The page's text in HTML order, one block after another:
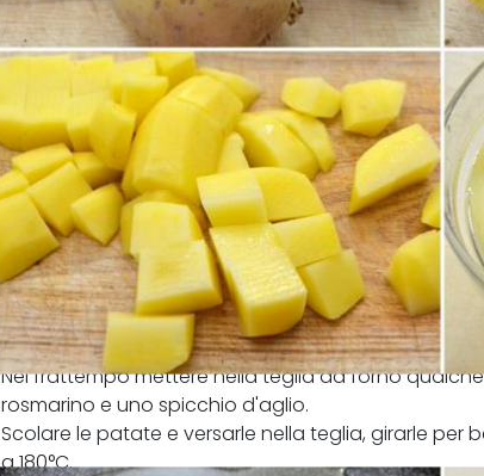
Nel frattempo mettere nella teglia da forno
rosmarino e uno spicchio d'aglio.
Scolare le patate e versarle nella teglia, girarle per
a 180°C.